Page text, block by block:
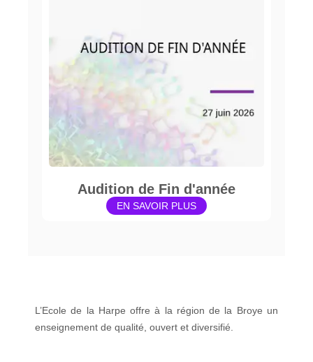
Audition de Fin d'année
EN SAVOIR PLUS
L’Ecole de la Harpe offre à la région de la Broye un
enseignement de qualité, ouvert et diversifié.